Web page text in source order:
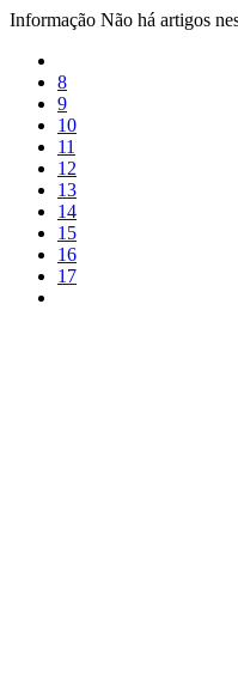
Informação Não há artigos
8
9
10
11
12
13
14
15
16
17